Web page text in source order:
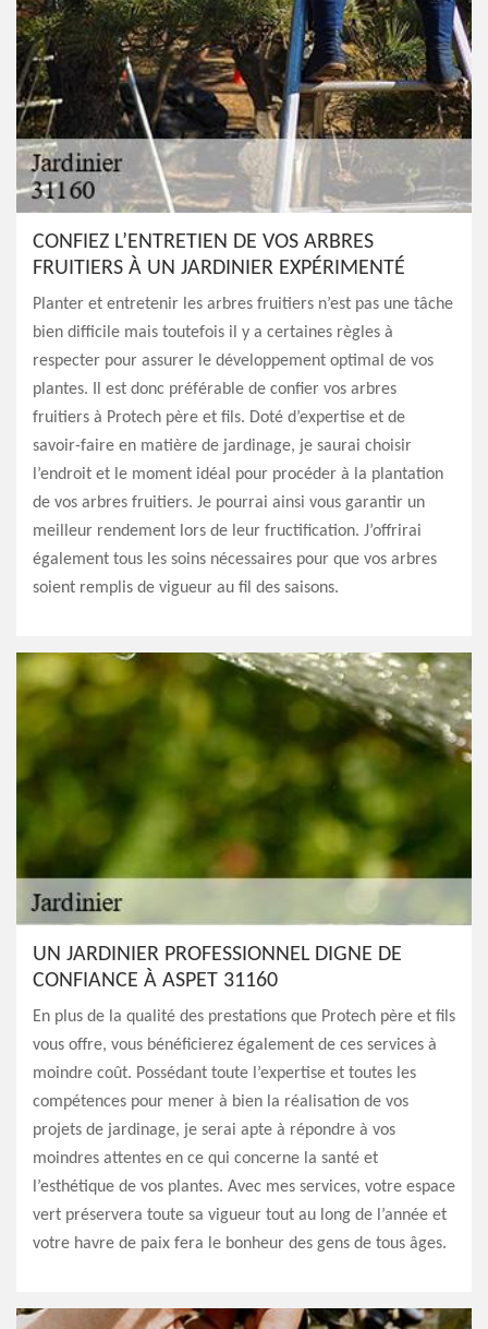
CONFIEZ L’ENTRETIEN DE VOS ARBRES
FRUITIERS À UN JARDINIER EXPÉRIMENTÉ
Planter et entretenir les arbres fruitiers n’est pas une tâche
bien difficile mais toutefois il y a certaines règles à
respecter pour assurer le développement optimal de vos
plantes. Il est donc préférable de confier vos arbres
fruitiers à Protech père et fils. Doté d’expertise et de
savoir-faire en matière de jardinage, je saurai choisir
l’endroit et le moment idéal pour procéder à la plantation
de vos arbres fruitiers. Je pourrai ainsi vous garantir un
meilleur rendement lors de leur fructification. J’offrirai
également tous les soins nécessaires pour que vos arbres
soient remplis de vigueur au fil des saisons.
UN JARDINIER PROFESSIONNEL DIGNE DE
CONFIANCE À ASPET 31160
En plus de la qualité des prestations que Protech père et fils
vous offre, vous bénéficierez également de ces services à
moindre coût. Possédant toute l’expertise et toutes les
compétences pour mener à bien la réalisation de vos
projets de jardinage, je serai apte à répondre à vos
moindres attentes en ce qui concerne la santé et
l’esthétique de vos plantes. Avec mes services, votre espace
vert préservera toute sa vigueur tout au long de l’année et
votre havre de paix fera le bonheur des gens de tous âges.